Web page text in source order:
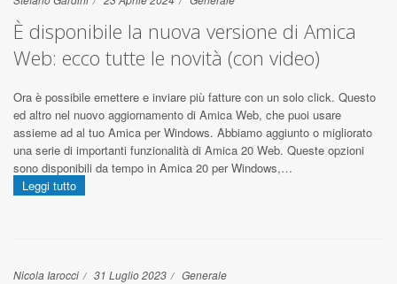
È disponibile la nuova versione di Amica
Web: ecco tutte le novità (con video)
Ora è possibile emettere e inviare più fatture con un solo click. Questo
ed altro nel nuovo aggiornamento di Amica Web, che puoi usare
assieme ad al tuo Amica per Windows. Abbiamo aggiunto o migliorato
una serie di importanti funzionalità di Amica 20 Web. Queste opzioni
sono disponibili da tempo in Amica 20 per Windows,…
Leggi tutto
Nicola Iarocci 31 Luglio 2023 Generale